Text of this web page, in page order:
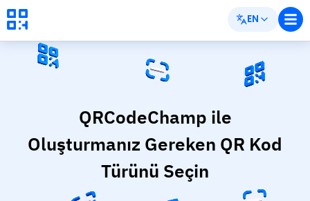
EN
QRCodeChamp ile
Oluşturmanız Gereken QR Kod
Türünü Seçin